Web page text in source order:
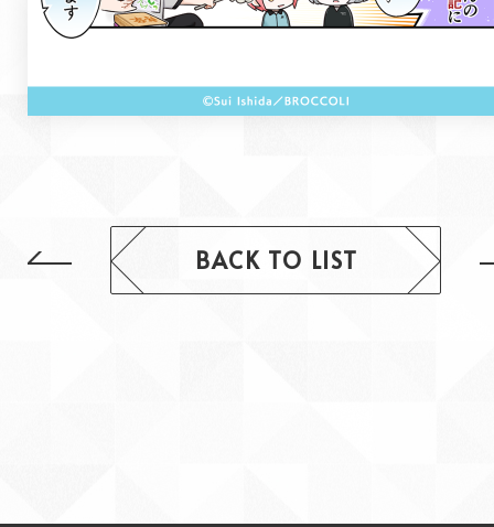
BACK TO LIST